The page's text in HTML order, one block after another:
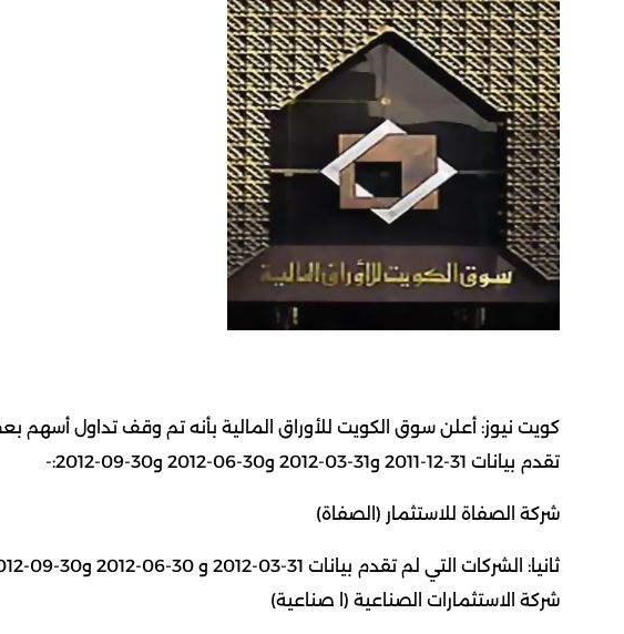
كويت نيوز: أعلن سوق الكويت للأوراق المالية بأنه تم وقف تداول أسهم
تقدم بيانات 31-12-2011 و31-03-2012 و30-06-2012 و30-09-2012:-
شركة الصفاة للاستثمار (الصفاة)‏
ثانيا: الشركات التي لم تقدم بيانات 31-03-2012 و 30-06-2012 و30-09-2012 :-‏
شركة الاستثمارات الصناعية (ا صناعية)‏